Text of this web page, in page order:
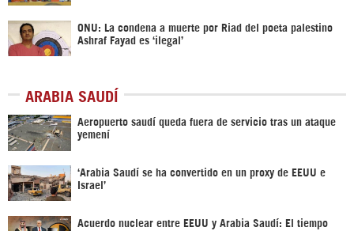
ONU: La condena a muerte por Riad del poeta palestino
Ashraf Fayad es ‘ilegal’
ARABIA SAUDÍ
Aeropuerto saudí queda fuera de servicio tras un ataque
yemení
‘Arabia Saudí se ha convertido en un proxy de EEUU e
Israel’
Acuerdo nuclear entre EEUU y Arabia Saudí: El tiempo